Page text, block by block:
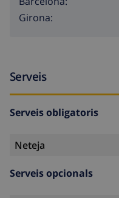
Girona:
Serveis
Serveis obligatoris
Neteja
Serveis opcionals